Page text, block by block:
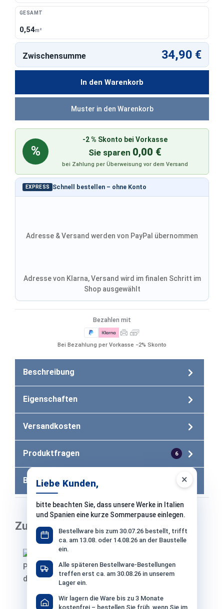
×
Liebe Kunden,
bitte beachten Sie, dass unsere Werke in Italien
und Spanien eine kurze Sommerpause einlegen.
Bestellware bis zum 30.07.26 bestellt, trifft
ca. am 13.08. oder 14.08.26 an der Baustelle
ein.
Alle späteren Bestellware-Bestellungen
treffen erst ca. am 30.08.26 in unserem
Lager ein.
Wir lagern die Ware bis zu 3 Monate
kostenfrei – bestellen Sie früh, wenn Sie im
GESAMT
0,54m²
In den Warenkorb
EXPRESS Schnell bestellen – ohne Konto
Adresse & Versand werden von PayPal übernommen
Adresse von Klarna, Versand wird im finalen Schritt im
Shop ausgewählt
Zwischensumme 34,90 €
%
-2 % Skonto bei Vorkasse
Sie sparen 0,00 €
bei Zahlung per Überweisung vor dem Versand
Muster in den Warenkorb
Bezahlen mit
Bei Bezahlung per Vorkasse −2% Skonto
Beschreibung
Eigenschaften
Versandkosten
Produktfragen 6
Bewertungen
Zubehör
Produktgalerie überspringen
Codex Power RX 6 Turbo Schneller Flex-,